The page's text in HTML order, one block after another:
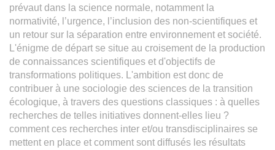
prévaut dans la science normale, notamment la
normativité, l’urgence, l’inclusion des non-scientifiques et
un retour sur la séparation entre environnement et société.
L'énigme de départ se situe au croisement de la production
de connaissances scientifiques et d'objectifs de
transformations politiques. L'ambition est donc de
contribuer à une sociologie des sciences de la transition
écologique, à travers des questions classiques : à quelles
recherches de telles initiatives donnent-elles lieu ?
comment ces recherches inter et/ou transdisciplinaires se
mettent en place et comment sont diffusés les résultats